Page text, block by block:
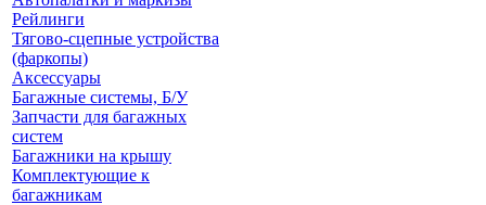
Рейлинги
Тягово-сцепные устройства
(фаркопы)
Аксессуары
Багажные системы, Б/У
Запчасти для багажных
систем
Багажники на крышу
Комплектующие к
багажникам